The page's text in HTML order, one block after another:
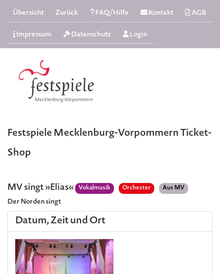
Übersicht Zurück FAQ/Hilfe Kontakt AGB
Impressum Datenschutz Login
Festspiele Mecklenburg-Vorpommern Ticket-
Shop
MV singt »Elias« Vokalmusik Orchester Aus MV
Der Norden singt
Datum, Zeit und Ort